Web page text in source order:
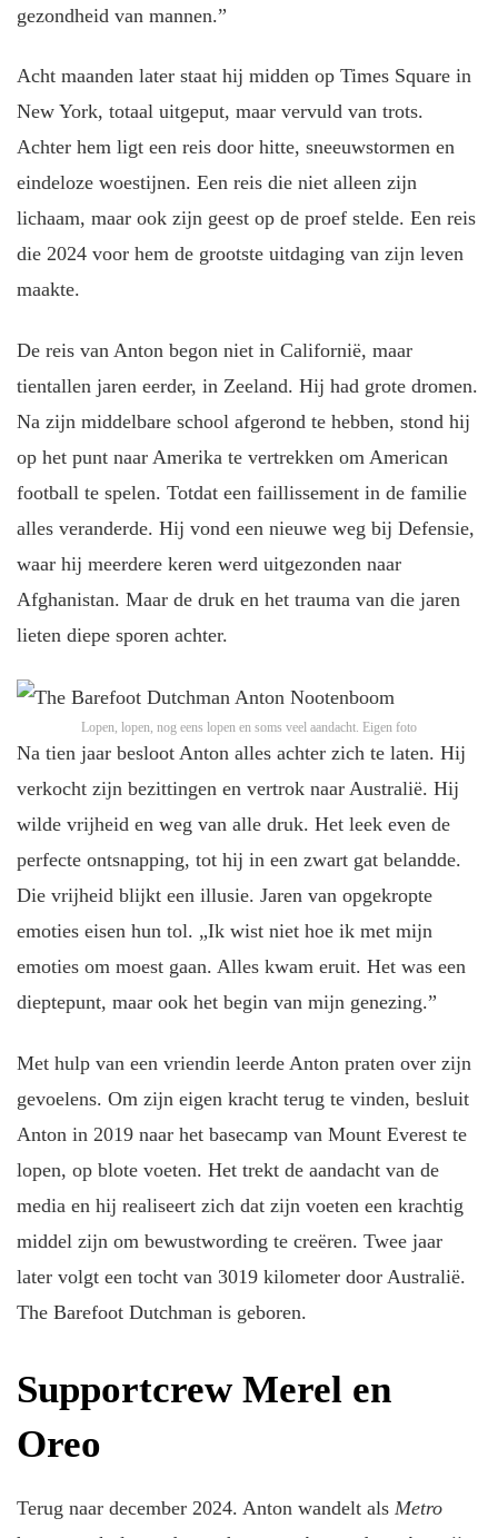
gezondheid van mannen.”
Acht maanden later staat hij midden op Times Square in
New York, totaal uitgeput, maar vervuld van trots.
Achter hem ligt een reis door hitte, sneeuwstormen en
eindeloze woestijnen. Een reis die niet alleen zijn
lichaam, maar ook zijn geest op de proef stelde. Een reis
die 2024 voor hem de grootste uitdaging van zijn leven
maakte.
De reis van Anton begon niet in Californië, maar
tientallen jaren eerder, in Zeeland. Hij had grote dromen.
Na zijn middelbare school afgerond te hebben, stond hij
op het punt naar Amerika te vertrekken om American
football te spelen. Totdat een faillissement in de familie
alles veranderde. Hij vond een nieuwe weg bij Defensie,
waar hij meerdere keren werd uitgezonden naar
Afghanistan. Maar de druk en het trauma van die jaren
lieten diepe sporen achter.
Lopen, lopen, nog eens lopen en soms veel aandacht. Eigen foto
Na tien jaar besloot Anton alles achter zich te laten. Hij
verkocht zijn bezittingen en vertrok naar Australië. Hij
wilde vrijheid en weg van alle druk. Het leek even de
perfecte ontsnapping, tot hij in een zwart gat belandde.
Die vrijheid blijkt een illusie. Jaren van opgekropte
emoties eisen hun tol. „Ik wist niet hoe ik met mijn
emoties om moest gaan. Alles kwam eruit. Het was een
dieptepunt, maar ook het begin van mijn genezing.”
Met hulp van een vriendin leerde Anton praten over zijn
gevoelens. Om zijn eigen kracht terug te vinden, besluit
Anton in 2019 naar het basecamp van Mount Everest te
lopen, op blote voeten. Het trekt de aandacht van de
media en hij realiseert zich dat zijn voeten een krachtig
middel zijn om bewustwording te creëren. Twee jaar
later volgt een tocht van 3019 kilometer door Australië.
The Barefoot Dutchman is geboren.
Supportcrew Merel en
Oreo
Terug naar december 2024. Anton wandelt als Metro